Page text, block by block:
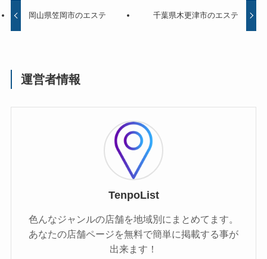
岡山県笠岡市のエステ 千葉県木更津市のエステ
運営者情報
TenpoList
色んなジャンルの店舗を地域別にまとめてます。
あなたの店舗ページを無料で簡単に掲載する事が
出来ます！